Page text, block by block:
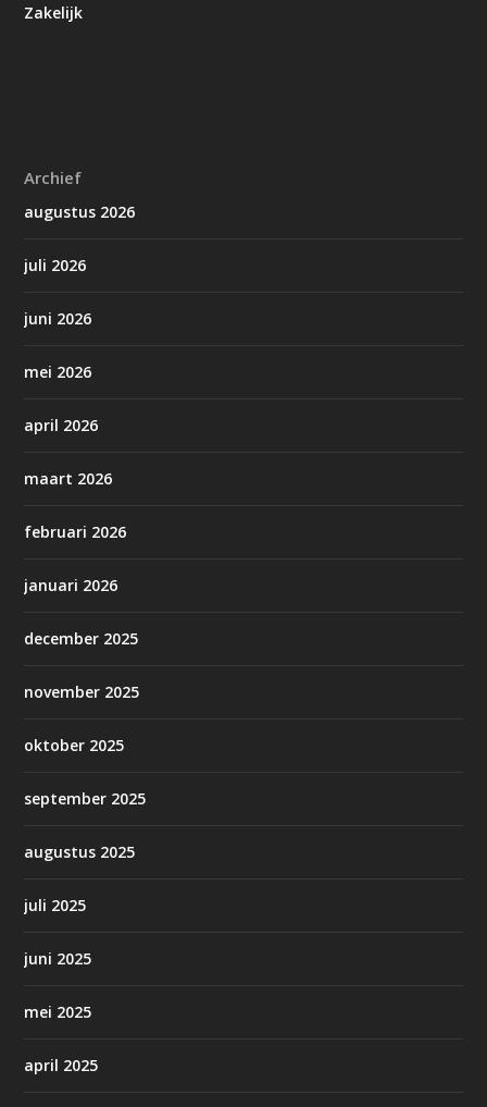
Zakelijk
Archief
augustus 2026
juli 2026
juni 2026
mei 2026
april 2026
maart 2026
februari 2026
januari 2026
december 2025
november 2025
oktober 2025
september 2025
augustus 2025
juli 2025
juni 2025
mei 2025
april 2025